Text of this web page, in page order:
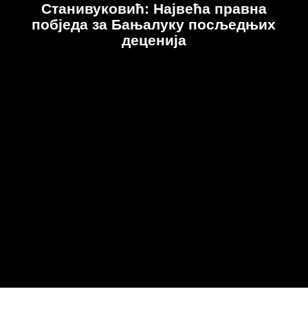
Станивуковић: Највећа правна
побједа за Бањалуку посљедњих
деценија